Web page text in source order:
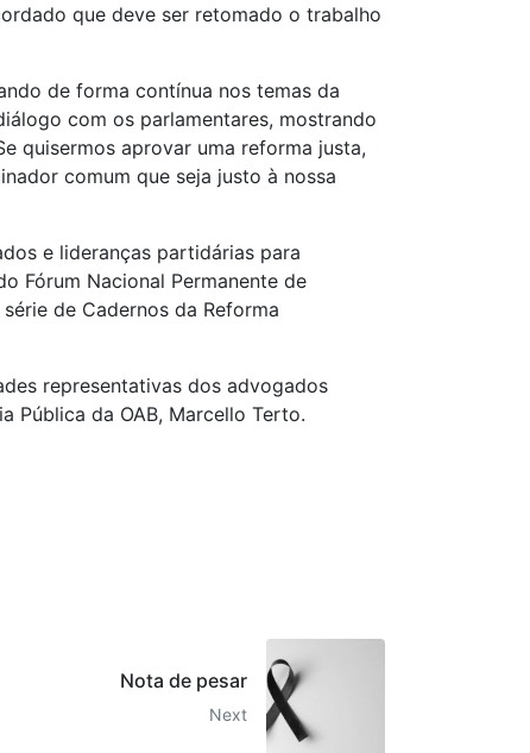
que deve ser retomado o trabalho
de forma contínua nos temas da
com os parlamentares, mostrando
quisermos aprovar uma reforma justa,
comum que seja justo à nossa
e lideranças partidárias para
Fórum Nacional Permanente de
de Cadernos da Reforma
representativas dos advogados
Pública da OAB, Marcello Terto.
Nota de pesar
Next